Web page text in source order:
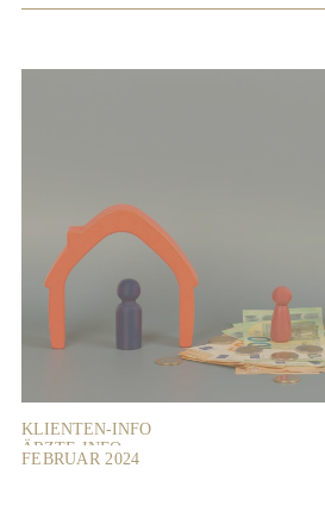
KLIENTEN-INFO
ÄRZTE-INFO
FEBRUAR 2024